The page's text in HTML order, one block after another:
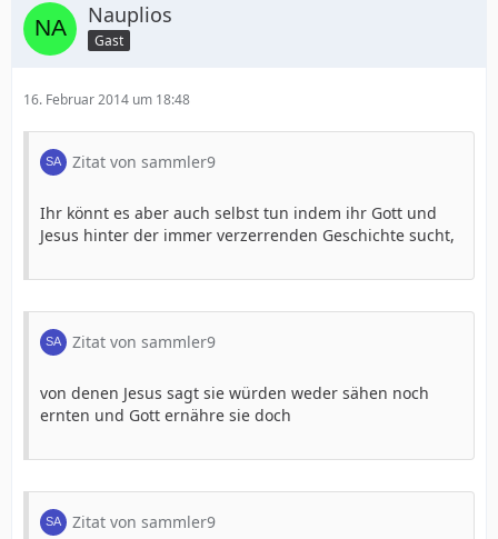
Nauplios
Gast
16. Februar 2014 um 18:48
Zitat von sammler9
Ihr könnt es aber auch selbst tun indem ihr Gott und
Jesus hinter der immer verzerrenden Geschichte sucht,
Zitat von sammler9
von denen Jesus sagt sie würden weder sähen noch
ernten und Gott ernähre sie doch
Zitat von sammler9